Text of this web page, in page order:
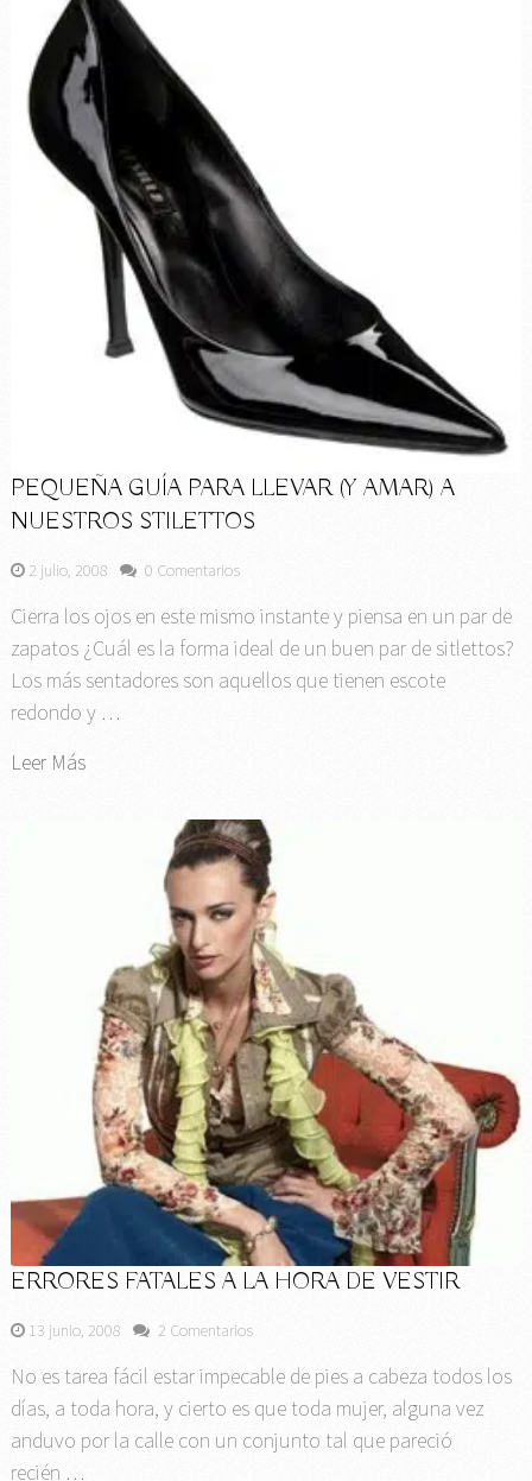
PEQUEÑA GUÍA PARA LLEVAR (Y AMAR) A
NUESTROS STILETTOS
2 julio, 2008 0 Comentarios
Cierra los ojos en este mismo instante y piensa en un par de
zapatos ¿Cuál es la forma ideal de un buen par de sitlettos?
Los más sentadores son aquellos que tienen escote
redondo y …
Leer Más
ERRORES FATALES A LA HORA DE VESTIR
13 junio, 2008 2 Comentarios
No es tarea fácil estar impecable de pies a cabeza todos los
días, a toda hora, y cierto es que toda mujer, alguna vez
anduvo por la calle con un conjunto tal que pareció
recién …